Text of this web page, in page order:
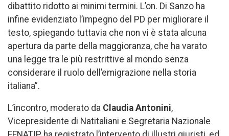
dibattito ridotto ai minimi termini. L’on. Di Sanzo ha
infine evidenziato l’impegno del PD per migliorare il
testo, spiegando tuttavia che non vi è stata alcuna
apertura da parte della maggioranza, che ha varato
una legge tra le più restrittive al mondo senza
considerare il ruolo dell’emigrazione nella storia
italiana”.
L’incontro, moderato da Claudia Antonini,
Vicepresidente di Natitaliani e Segretaria Nazionale